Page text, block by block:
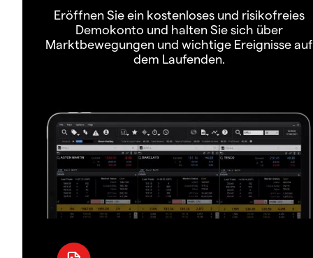
Eröffnen Sie ein kostenloses und risikofreies
Demokonto und halten Sie sich über
Marktbewegungen und wichtige Ereignisse auf
dem Laufenden.